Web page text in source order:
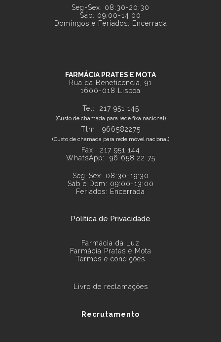
Seg-Sex: 08:30-20:30
Sáb: 09:00-14:00
Domingos e Feriados: Encerrada
FARMÁCIA PRATES E MOTA
Rua da Beneficência, 91
1600-018 Lisboa
Tel: 217 951 145
(Custo de chamada para rede fixa nacional)
Tlm: 966582275
(Custo de chamada para rede móvel nacional)
Fax: 217 951 144
WhatsApp: 96 658 22 75
Seg-Sex: 08:30-19:30
Sáb e Dom: 09:00-13:00
Feriados: Encerrada
Política de Privacidade
Farmácia da Luz
Farmácia Prates e Mota
Termos e condições
Livro de reclamações
Recrutamento